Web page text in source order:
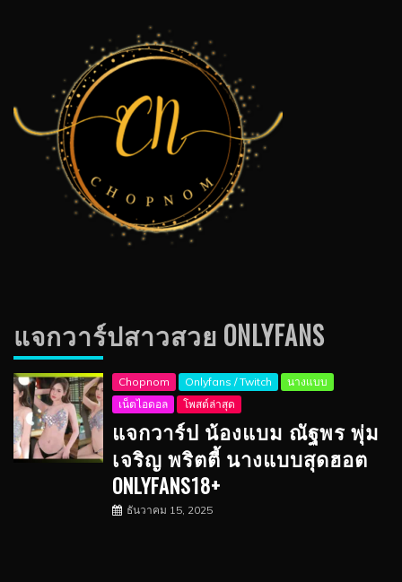
แจกวาร์ปสาวสวย ONLYFANS
Chopnom Onlyfans / Twitch
นางแบบ
เน็ตไอดอล
โพสต์ล่าสุด
แจกวาร์ป น้องแบม ณัฐพร พุ่ม
เจริญ พริตตี้ นางแบบสุดฮอต
ONLYFANS18+
ธันวาคม 15, 2025